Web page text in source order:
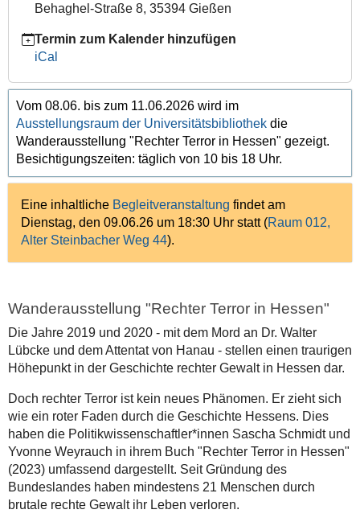
UB
"Rechter
Terror
in
Hessen"
06-
11T10:00:00+02:00
2026-
06-
11T18:00:00+02:00
Ausstellung
beleuchtet
die
Geschichte
rechter
in
Hessen,
von
den
Nachkriegsjahren
bis
in
Behaghel-Straße 8, 35394 Gießen
Termin zum Kalender hinzufügen
iCal
Vom 08.06. bis zum 11.06.2026 wird im
Ausstellungsraum der Universitätsbibliothekdie
Wanderausstellung "Rechter Terror in Hessen" gezeigt.
Besichtigungszeiten: täglich von 10 bis 18 Uhr.
Eine inhaltlicheBegleitveranstaltung findet am
Dienstag, den 09.06.26 um 18:30 Uhr statt (Raum 012,
Alter Steinbacher Weg 44).
Wanderausstellung "Rechter Terror in Hessen"
Die Jahre 2019 und 2020 - mit dem Mord an Dr. Walter
Lübcke und dem Attentat von Hanau - stellen einen traurigen
Höhepunkt in der Geschichte rechter Gewalt in Hessen dar.
Doch rechter Terror ist kein neues Phänomen. Er zieht sich
wie ein roter Faden durch die Geschichte Hessens. Dies
haben die Politikwissenschaftler*innen Sascha Schmidt und
Yvonne Weyrauch in ihrem Buch "Rechter Terror in Hessen"
(2023) umfassend dargestellt. Seit Gründung des
Bundeslandes haben mindestens 21 Menschen durch
brutale rechte Gewalt ihr Leben verloren.